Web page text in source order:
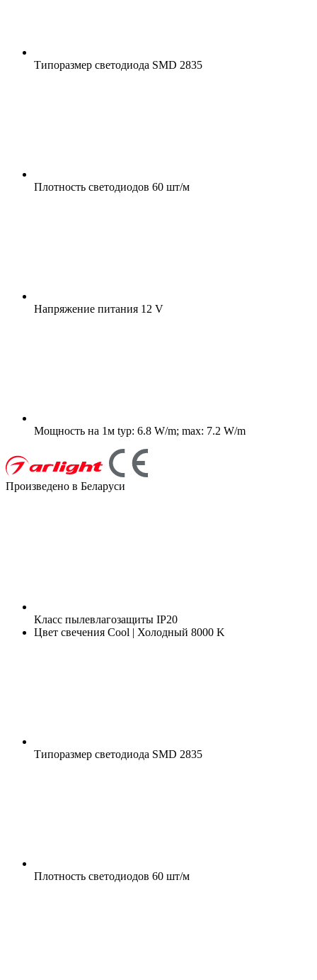
Типоразмер светодиода SMD 2835
Плотность светодиодов 60 шт/м
Напряжение питания 12 V
Мощность на 1м typ: 6.8 W/m; max: 7.2 W/m
Произведено в Беларуси
Класс пылевлагозащиты IP20
Цвет свечения Cool | Холодный 8000 K
Типоразмер светодиода SMD 2835
Плотность светодиодов 60 шт/м